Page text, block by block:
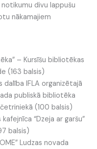
divu lappušu
nākamajiem
– Kursīšu bibliotēkas
(163 balsis)
IFLA organizētajā
publiskā bibliotēka
(100 balsis)
“Dzeja ar garšu”
balsis)
Ludzas novada